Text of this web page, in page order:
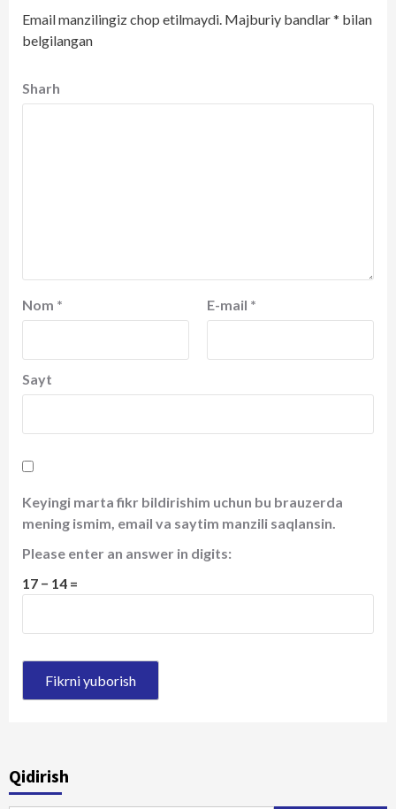
Email manzilingiz chop etilmaydi. Majburiy bandlar* bilan
belgilangan
Sharh
Nom * E-mail *
Sayt
Keyingi marta fikr bildirishim uchun bu brauzerda
mening ismim, email va saytim manzili saqlansin.
Please enter an answer in digits:
17 − 14 =
Qidirish